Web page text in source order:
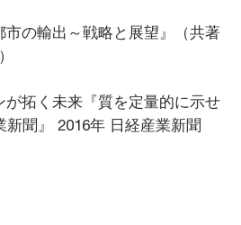
市の輸出～戦略と展望』（共著
が拓く未来『質を定量的に示せ
新聞』 2016年 日経産業新聞